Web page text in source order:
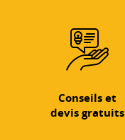
Conseils et
devis gratuits